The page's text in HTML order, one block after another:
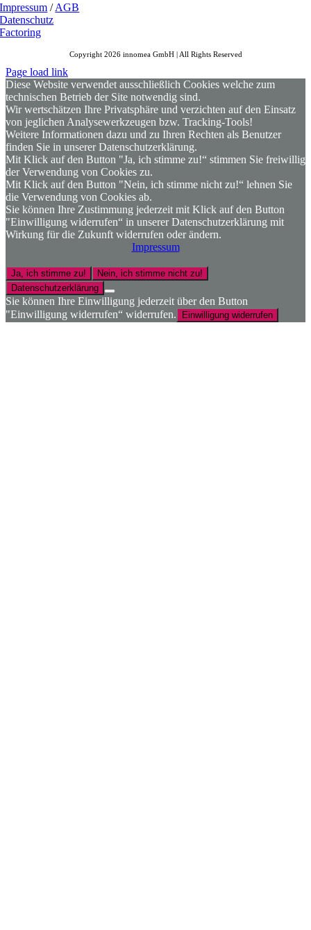
Impressum /AGB
Datenschutz
Factoring
Copyright 2026 innomea GmbH | All Rights Reserved
Page load link
Diese Website verwendet ausschließlich Cookies welche zum
technischen Betrieb der Site notwendig sind.
Wir wertschätzen Ihre Privatsphäre und verzichten auf den Einsatz
von jeglichen Analysewerkzeugen bzw. Tracking-Tools!
Weitere Informationen dazu und zu Ihren Rechten als Benutzer
finden Sie in unserer Datenschutzerklärung.
Mit Klick auf den Button "Ja, ich stimme zu!“ stimmen Sie freiwillig
der Verwendung von Cookies zu.
Mit Klick auf den Button "Nein, ich stimme nicht zu!“ lehnen Sie
die Verwendung von Cookies ab.
Sie können Ihre Zustimmung jederzeit mit Klick auf den Button
"Einwilligung widerrufen“ in unserer Datenschutzerklärung mit
Wirkung für die Zukunft widerrufen oder ändern.
Impressum
Ja, ich stimme zu!
Nein, ich stimme nicht zu!
Datenschutzerklärung
Sie können Ihre Einwilligung jederzeit über den Button
"Einwilligung widerrufen“ widerrufen.
Einwilligung widerrufen